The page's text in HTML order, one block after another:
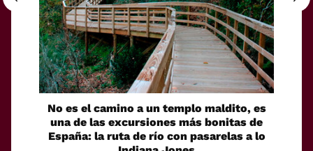
No es el camino a un templo maldito, es
una de las excursiones más bonitas de
España: la ruta de río con pasarelas a lo